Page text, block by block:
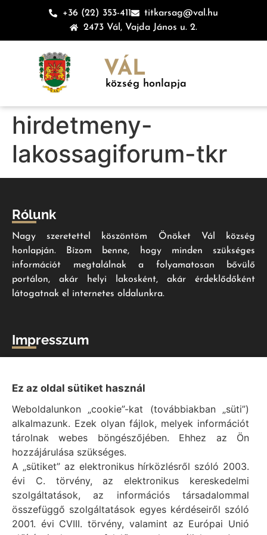
+36 (22) 353-411
titkarsag@val.hu
2473 Vál, Vajda János u. 2.
VÁL
község honlapja
hirdetmeny-
lakossagiforum-tkr
Rólunk
Nagy szeretettel köszöntöm Önöket Vál község
honlapján. Bízom benne, hogy minden szükséges
információt megtalálnak a folyamatosan bővülő
portálon, akár helyi lakosként, akár érdeklődőként
látogatnak el internetes oldalunkra.
Impresszum
Vál Község Önkormányzat © 1996 - 2020
Adatvédelmi tájékoztató
Felelős: Bechtold Tamás polgármester
Cím: H-2473 Vál, Vajda János utca 2.
Telefon: +36 (22) 353-411
E-mail: polgarmester@val.hu
Elérhetőségek
Ez az oldal sütiket használ
Weboldalunkon „cookie”-kat (továbbiakban „süti”)
alkalmazunk. Ezek olyan fájlok, melyek információt
tárolnak webes böngészőjében. Ehhez az Ön
hozzájárulása szükséges.
A „sütiket” az elektronikus hírközlésről szóló 2003.
évi C. törvény, az elektronikus kereskedelmi
szolgáltatások, az információs társadalommal
összefüggő szolgáltatások egyes kérdéseiről szóló
2001. évi CVIII. törvény, valamint az Európai Unió